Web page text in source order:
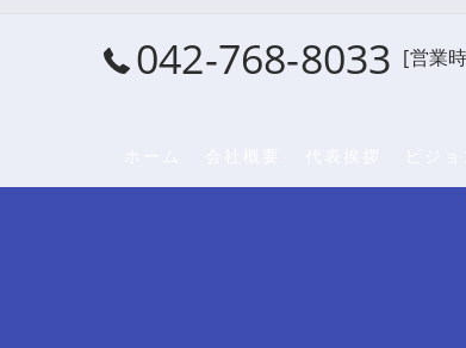
042-768-8033 [営業